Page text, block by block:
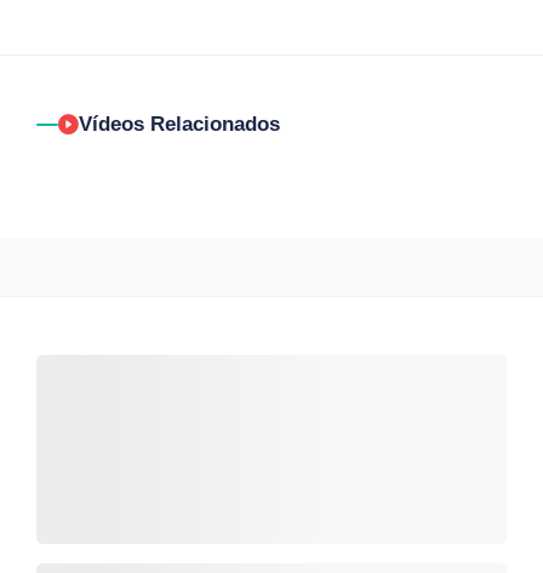
Vídeos Relacionados